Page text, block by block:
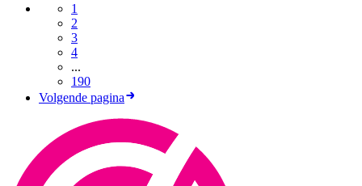
1
2
3
4
...
190
Volgende pagina